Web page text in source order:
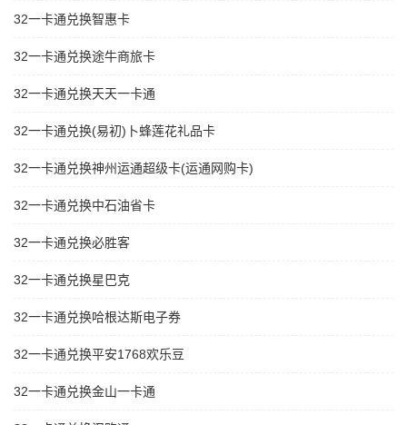
32一卡通兑换智惠卡
32一卡通兑换途牛商旅卡
32一卡通兑换天天一卡通
32一卡通兑换(易初)卜蜂莲花礼品卡
32一卡通兑换神州运通超级卡(运通网购卡)
32一卡通兑换中石油省卡
32一卡通兑换必胜客
32一卡通兑换星巴克
32一卡通兑换哈根达斯电子券
32一卡通兑换平安1768欢乐豆
32一卡通兑换金山一卡通